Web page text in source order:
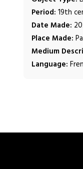
Period: 19th
Date Made:
Place Made:
Medium
Language: